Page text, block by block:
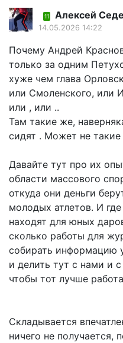
11 Алексей
14.05.2026 14:22
Почему Андрей
только за одним
хуже чем глава
или Смоленского, или
или , или ..
Там такие же,
сидят . Может не такие
Давайте тут про их
области массового
откуда они деньги
молодых атлетов. И
находят для юных
сколько работы для
собирать информацию
и делить тут с нами и
чтобы тот лучше
Складывается
ничего не получается,